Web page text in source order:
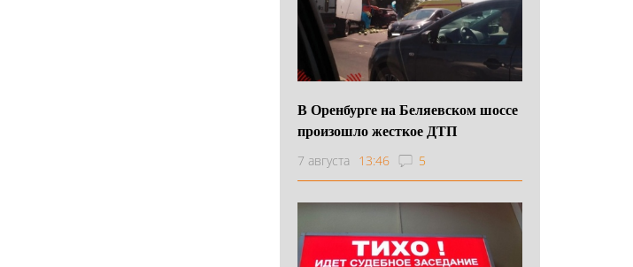
В Оренбурге на Беляевском шоссе
произошло жесткое ДТП
7 августа 13:46 5